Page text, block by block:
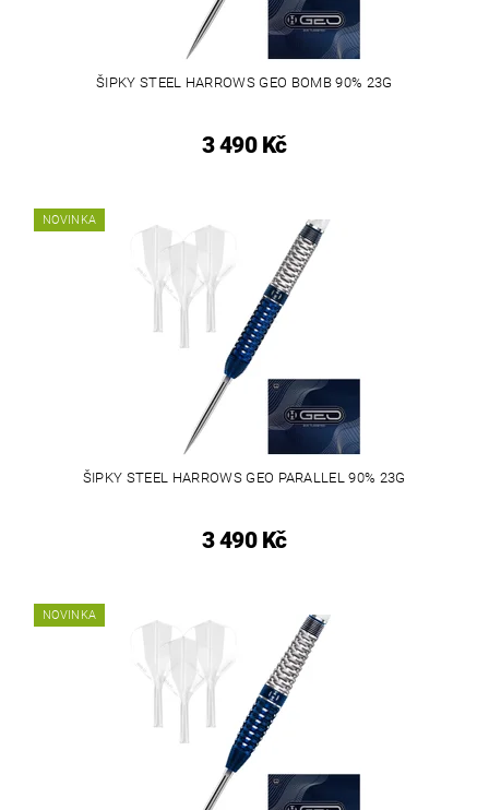
ŠIPKY STEEL HARROWS GEO BOMB 90% 23G
3 490 Kč
NOVINKA
ŠIPKY STEEL HARROWS GEO PARALLEL 90% 23G
3 490 Kč
NOVINKA